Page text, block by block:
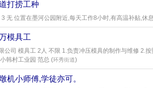
打捞工种
无 位置在墨河公园附近,每天工作8小时,有高温补贴,休
模具工
公司 模具工 2人 不限 1.负责冲压模具的制作与维修 2.
韩村工业园 范总 (环秀街道)
机小师傅,学徒亦可。